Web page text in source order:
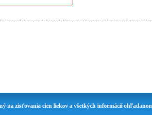
na zisťovania cien liekov a všetkých informácií